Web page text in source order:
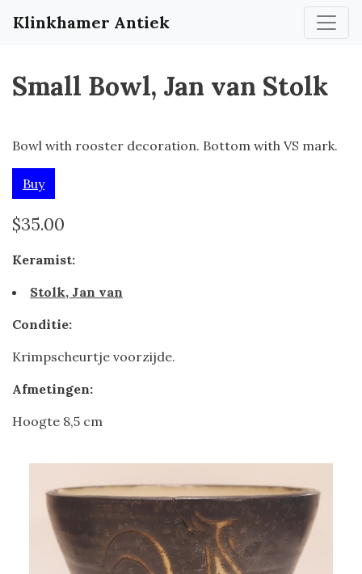
Klinkhamer Antiek
Small Bowl, Jan van Stolk
Bowl with rooster decoration. Bottom with VS mark.
Buy
$35.00
Keramist:
Stolk, Jan van
Conditie:
Krimpscheurtje voorzijde.
Afmetingen:
Hoogte 8,5 cm